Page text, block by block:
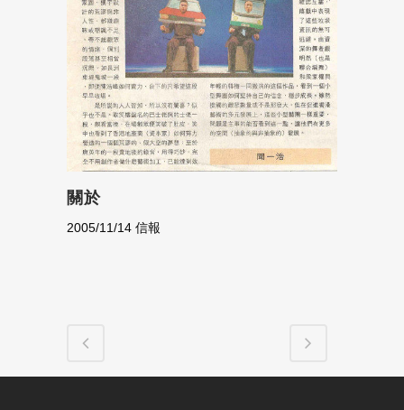
關於
2005/11/14 信報